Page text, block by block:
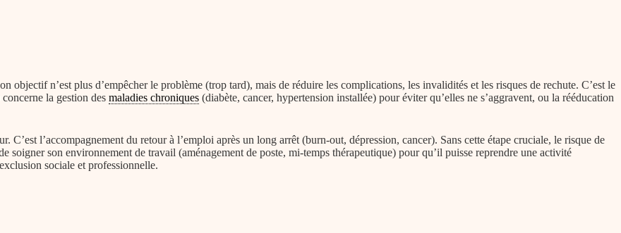
objectif n’est plus d’empêcher le problème (trop tard), mais de réduire les complications, les invalidités et les risques de rechute. C’est le
la gestion des maladies chroniques (diabète, cancer, hypertension installée) pour éviter qu’elles ne s’aggravent, ou la rééducation
l’accompagnement du retour à l’emploi après un long arrêt (burn-out, dépression, cancer). Sans cette étape cruciale, le risque de
soigner son environnement de travail (aménagement de poste, mi-temps thérapeutique) pour qu’il puisse reprendre une activité
sociale et professionnelle.